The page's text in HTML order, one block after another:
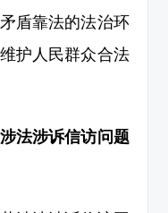
盾靠法的法治环
护人民群众合法
法涉诉信访问题